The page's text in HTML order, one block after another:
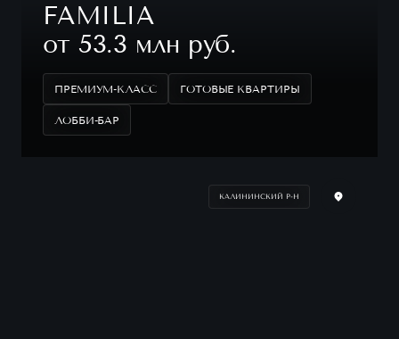
FAMILIA
от 53.3 млн руб.
ПРЕМИУМ-КЛАСС ГОТОВЫЕ КВАРТИРЫ
ЛОББИ-БАР
КАЛИНИНСКИЙ Р-Н